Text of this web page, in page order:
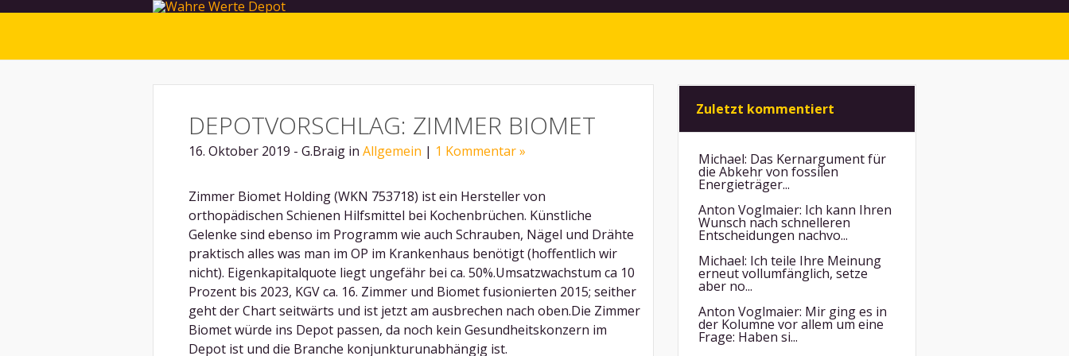
DEPOTVORSCHLAG: ZIMMER BIOMET
16. Oktober 2019 - G.Braig in Allgemein | 1 Kommentar »
Zimmer Biomet Holding (WKN 753718) ist ein Hersteller von
orthopädischen Schienen Hilfsmittel bei Kochenbrüchen. Künstliche
Gelenke sind ebenso im Programm wie auch Schrauben, Nägel und Drähte
praktisch alles was man im OP im Krankenhaus benötigt (hoffentlich wir
nicht). Eigenkapitalquote liegt ungefähr bei ca. 50%.Umsatzwachstum ca 10
Prozent bis 2023, KGV ca. 16. Zimmer und Biomet fusionierten 2015; seither
geht der Chart seitwärts und ist jetzt am ausbrechen nach oben.Die Zimmer
Biomet würde ins Depot passen, da noch kein Gesundheitskonzern im
Depot ist und die Branche konjunkturunabhängig ist.
Zuletzt kommentiert
Michael: Das Kernargument für
die Abkehr von fossilen
Energieträger...
Anton Voglmaier: Ich kann Ihren
Wunsch nach schnelleren
Entscheidungen nachvo...
Michael: Ich teile Ihre Meinung
erneut vollumfänglich, setze
aber no...
Anton Voglmaier: Mir ging es in
der Kolumne vor allem um eine
Frage: Haben si...